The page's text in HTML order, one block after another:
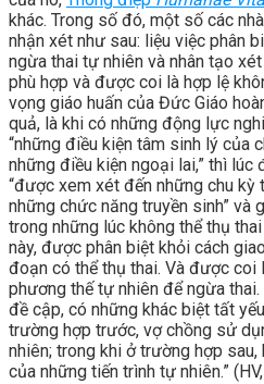
khác. Trong số đó, một số các
nhận xét như sau: liệu việc phân
ngừa thai tự nhiên và nhân tạo
phù hợp và được coi là hợp lệ
vọng giáo huấn của Đức Giáo
quả, là khi có những động lực
“những điều kiện tâm sinh lý của
những điều kiện ngoại lai,” thì lúc
“được xem xét đến những chu
những chức năng truyền sinh” và
trong những lúc không thể thụ
này, được phân biệt khỏi cách
đoạn có thể thụ thai. Và được coi
phương thế tự nhiên để ngừa
đề cập, có những khác biệt tất
trường hợp trước, vợ chồng sử
nhiên; trong khi ở trường hợp
của những tiến trình tự nhiên.”